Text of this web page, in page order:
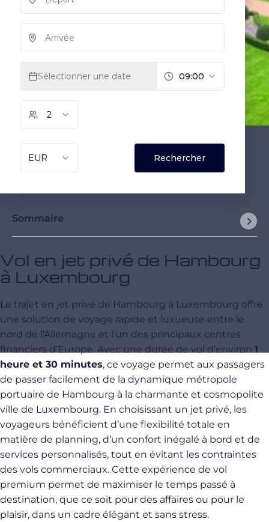
Sommaire
Vol en jet privé de Hambourg
à Luxembourg
Le trajet en jet privé de Hambourg à Luxembourg offre
une solution de voyage rapide et luxueuse entre le
nord de l’Allemagne et l’un des principaux centres
financiers d’Europe. Avec une durée de vol d’environ 1
heure et 30 minutes, ce voyage permet aux passagers
de passer facilement de la dynamique métropole
portuaire de Hambourg à la charmante et cosmopolite
ville de Luxembourg. En choisissant un jet privé, les
voyageurs bénéficient d’une flexibilité totale en
matière de planning, d’un confort inégalé à bord et de
services personnalisés, tout en évitant les contraintes
des vols commerciaux. Cette expérience de vol
premium permet de maximiser le temps passé à
destination, que ce soit pour des affaires ou pour le
plaisir, dans un cadre élégant et sans stress.